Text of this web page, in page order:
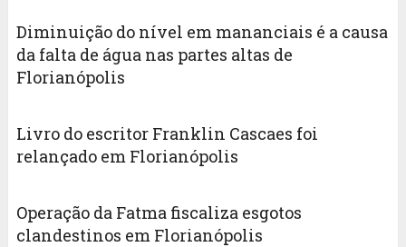
Diminuição do nível em mananciais é a causa
da falta de água nas partes altas de
Florianópolis
Livro do escritor Franklin Cascaes foi
relançado em Florianópolis
Operação da Fatma fiscaliza esgotos
clandestinos em Florianópolis